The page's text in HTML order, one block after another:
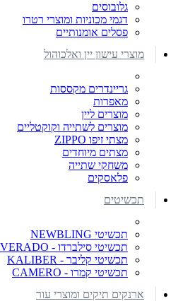
גלובוסים
דגמי מכוניות ומוצרי רטרו
פסלים אומנותיים
מוצרי עישון יין ואלכוהול
גריינדרים מקססות
מאפרות
מוצרים ליין
מוצרים לשתייה וקוקטליים
מצתי זיפו ZIPPO
מצתים מיוחדים
משחקי שתייה
פלאסקים
תכשיטים
תכשיטי NEWBLING
תכשיטי סילברדו - SILVERADO
תכשיטי קליבר - KALIBER
תכשיטי קמרו - CAMERO
ארנקים תיקים ומוצרי עור